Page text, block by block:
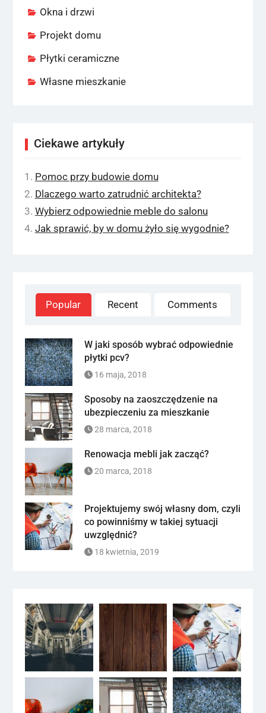
Okna i drzwi
Projekt domu
Płytki ceramiczne
Własne mieszkanie
Ciekawe artykuły
Pomoc przy budowie domu
Dlaczego warto zatrudnić architekta?
Wybierz odpowiednie meble do salonu
Jak sprawić, by w domu żyło się wygodnie?
Popular Recent Comments
W jaki sposób wybrać odpowiednie
płytki pcv?
16 maja, 2018
Sposoby na zaoszczędzenie na
ubezpieczeniu za mieszkanie
28 marca, 2018
Renowacja mebli jak zacząć?
20 marca, 2018
Projektujemy swój własny dom, czyli
co powinniśmy w takiej sytuacji
uwzględnić?
18 kwietnia, 2019